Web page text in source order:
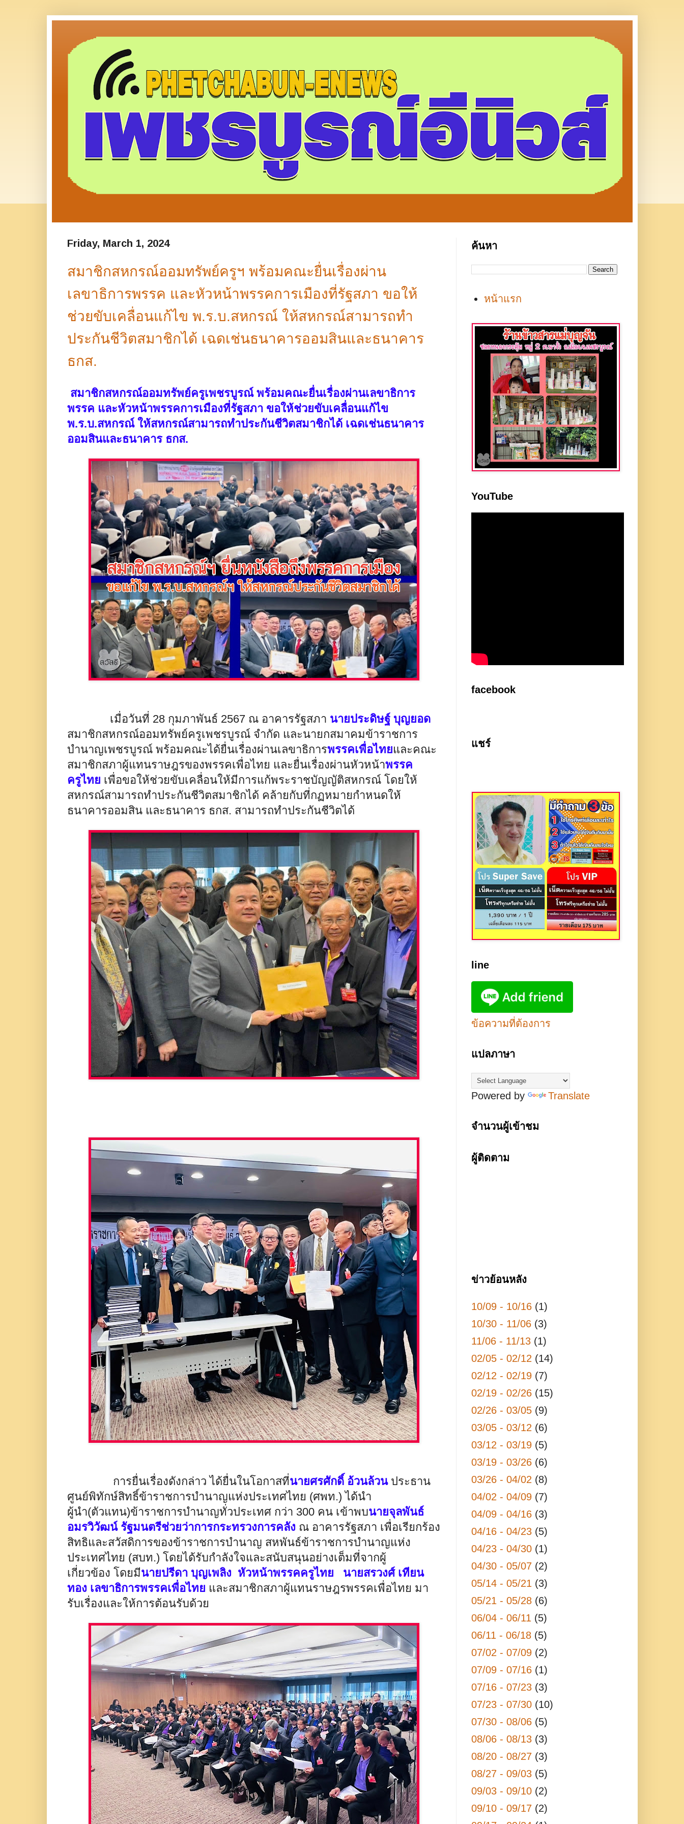
Friday, March 1, 2024
สมาชิกสหกรณ์ออมทรัพย์ครูฯ พร้อมคณะยื่นเรื่องผ่าน
เลขาธิการพรรค และหัวหน้าพรรคการเมืองที่รัฐสภา ขอให้
ช่วยขับเคลื่อนแก้ไข พ.ร.บ.สหกรณ์ ให้สหกรณ์สามารถทำ
ประกันชีวิตสมาชิกได้ เฉดเช่นธนาคารออมสินและธนาคาร
ธกส.
สมาชิกสหกรณ์ออมทรัพย์ครูเพชรบูรณ์ พร้อมคณะยื่นเรื่องผ่านเลขาธิการ
พรรค และหัวหน้าพรรคการเมืองที่รัฐสภา ขอให้ช่วยขับเคลื่อนแก้ไข
พ.ร.บ.สหกรณ์ ให้สหกรณ์สามารถทำประกันชีวิตสมาชิกได้ เฉดเช่นธนาคาร
ออมสินและธนาคาร ธกส.
เมื่อวันที่ 28 กุมภาพันธ์ 2567 ณ อาคารรัฐสภา นายประดิษฐ์ บุญยอด
สมาชิกสหกรณ์ออมทรัพย์ครูเพชรบูรณ์ จำกัด และนายกสมาคมข้าราชการ
บำนาญเพชรบูรณ์ พร้อมคณะได้ยื่นเรื่องผ่านเลขาธิการพรรคเพื่อไทยและคณะ
สมาชิกสภาผู้แทนราษฎรของพรรคเพื่อไทย และยื่นเรื่องผ่านหัวหน้าพรรค
ครูไทย เพื่อขอให้ช่วยขับเคลื่อนให้มีการแก้พระราชบัญญัติสหกรณ์ โดยให้
สหกรณ์สามารถทำประกันชีวิตสมาชิกได้ คล้ายกับที่กฏหมายกำหนดให้
ธนาคารออมสิน และธนาคาร ธกส. สามารถทำประกันชีวิตได้
การยื่นเรื่องดังกล่าว ได้ยื่นในโอกาสที่นายศรศักดิ์ อ้วนล้วนประธาน
ศูนย์พิทักษ์สิทธิ์ข้าราชการบำนาญแห่งประเทศไทย (ศพท.) ได้นำ
ผู้นำ(ตัวแทน)ข้าราชการบำนาญทั่วประเทศ กว่า 300 คน เข้าพบนายจุลพันธ์
อมรวิวัฒน์ รัฐมนตรีช่วยว่าการกระทรวงการคลัง ณ อาคารรัฐสภา เพื่อเรียกร้อง
สิทธิและสวัสดิการของข้าราชการบำนาญ สหพันธ์ข้าราชการบำนาญแห่ง
ประเทศไทย (สบท.) โดยได้รับกำลังใจและสนับสนุนอย่างเต็มที่จากผู้
เกี่ยวข้อง โดยมีนายปรีดา บุญเพลิง หัวหน้าพรรคครูไทย
นายสรวงศ์ เทียน
ทอง เลขาธิการพรรคเพื่อไทย และสมาชิกสภาผู้แทนราษฎรพรรคเพื่อไทย มา
รับเรื่องและให้การต้อนรับด้วย
ค้นหา
หน้าแรก
YouTube
facebook
แชร์
line
ข้อความที่ต้องการ
แปลภาษา
Powered by Translate
จำนวนผู้เข้าชม
ผู้ติดตาม
ข่าวย้อนหลัง
10/09 - 10/16(1)
10/30 - 11/06(3)
11/06 - 11/13(1)
02/05 - 02/12 (14)
02/12 - 02/19(7)
02/19 - 02/26(15)
02/26 - 03/05(9)
03/05 - 03/12 (6)
03/12 - 03/19(5)
03/19 - 03/26(6)
03/26 - 04/02 (8)
04/02 - 04/09(7)
04/09 - 04/16(3)
04/16 - 04/23(5)
04/23 - 04/30(1)
04/30 - 05/07(2)
05/14 - 05/21 (3)
05/21 - 05/28(6)
06/04 - 06/11 (5)
06/11 - 06/18(5)
07/02 - 07/09(2)
07/09 - 07/16(1)
07/16 - 07/23(3)
07/23 - 07/30(10)
07/30 - 08/06(5)
08/06 - 08/13(3)
08/20 - 08/27(3)
08/27 - 09/03(5)
09/03 - 09/10(2)
09/10 - 09/17(2)